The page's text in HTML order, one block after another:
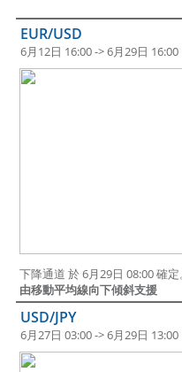
EUR/USD
6月12日 16:00 -> 6月29日 16:00
下降通道 於 6月29日 08:00 確
由移動平均線向下傾斜支援
USD/JPY
6月27日 03:00 -> 6月29日 13:00